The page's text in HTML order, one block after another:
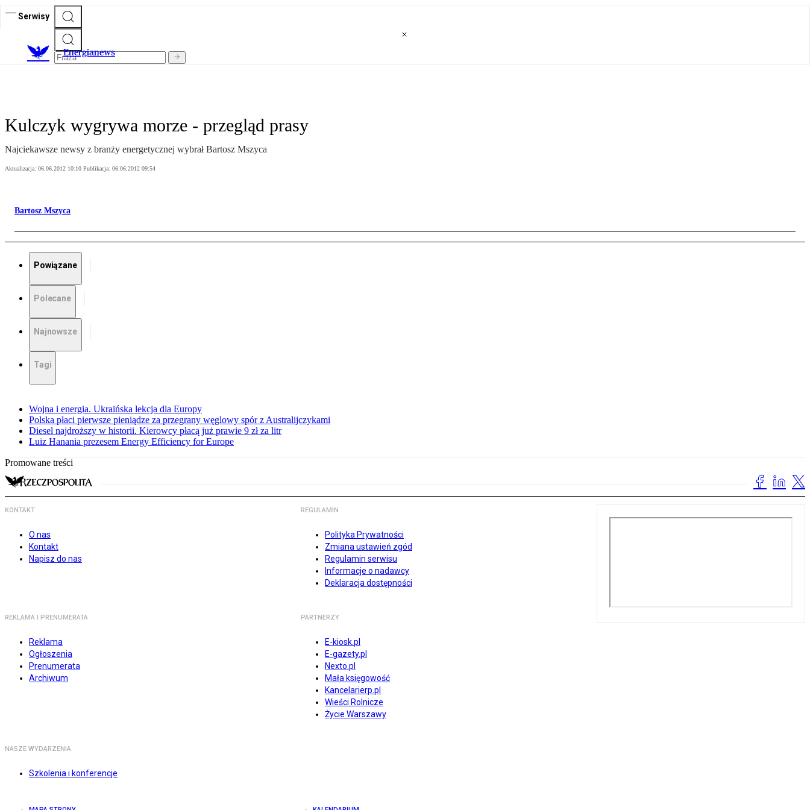
Serwisy
Energianews
Kulczyk wygrywa morze - przegląd prasy
Najciekawsze newsy z branży energetycznej wybrał Bartosz Mszyca
Aktualizacja: 06.06.2012 10:10 Publikacja: 06.06.2012 09:54
Bartosz Mszyca
Powiązane
Polecane
Najnowsze
Tagi
Wojna i energia. Ukraińska lekcja dla Europy
Polska płaci pierwsze pieniądze za przegrany węglowy spór z Australijczykami
Diesel najdroższy w historii. Kierowcy płacą już prawie 9 zł za litr
Luiz Hanania prezesem Energy Efficiency for Europe
Promowane treści
KONTAKT
O nas
Kontakt
Napisz do nas
REGULAMIN
Polityka Prywatności
Zmiana ustawień zgód
Regulamin serwisu
Informacje o nadawcy
Deklaracja dostępności
REKLAMA I PRENUMERATA
Reklama
Ogłoszenia
Prenumerata
Archiwum
PARTNERZY
E-kiosk.pl
E-gazety.pl
Nexto.pl
Mała księgowość
Kancelarierp.pl
Wieści Rolnicze
Życie Warszawy
NASZE WYDARZENIA
Szkolenia i konferencje